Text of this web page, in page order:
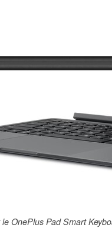
OnePlus Pad Smart